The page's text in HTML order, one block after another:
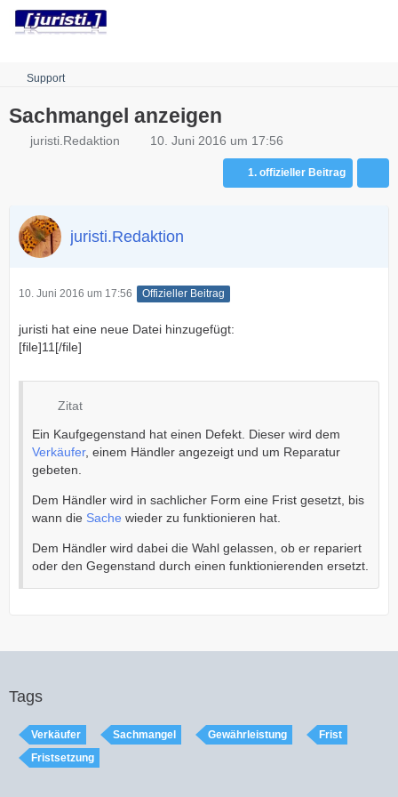
Robots.txt
Support
Sachmangel anzeigen
juristi.Redaktion 10. Juni 2016 um 17:56
1. offizieller Beitrag
juristi.Redaktion
10. Juni 2016 um 17:56 Offizieller Beitrag
juristi hat eine neue Datei hinzugefügt:
[file]11[/file]
Zitat
Ein Kaufgegenstand hat einen Defekt. Dieser wird dem
Verkäufer, einem Händler angezeigt und um Reparatur
gebeten.
Dem Händler wird in sachlicher Form eine Frist gesetzt, bis
wann die Sache wieder zu funktionieren hat.
Dem Händler wird dabei die Wahl gelassen, ob er repariert
oder den Gegenstand durch einen funktionierenden ersetzt.
Tags
Verkäufer Sachmangel Gewährleistung
Frist
Fristsetzung